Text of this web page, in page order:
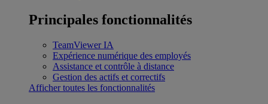
Principales fonctionnalités
TeamViewer IA
Expérience numérique des employés
Assistance et contrôle à distance
Gestion des actifs et correctifs
Afficher toutes les fonctionnalités